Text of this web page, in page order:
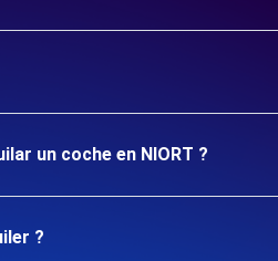
un coche en NIORT ?
?